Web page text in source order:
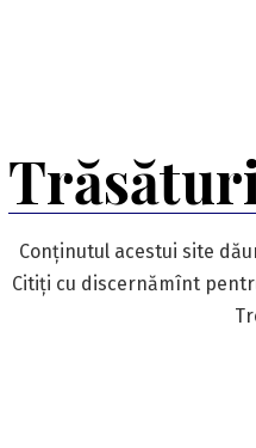
Conținutul acestui site
Citiți cu discernămînt